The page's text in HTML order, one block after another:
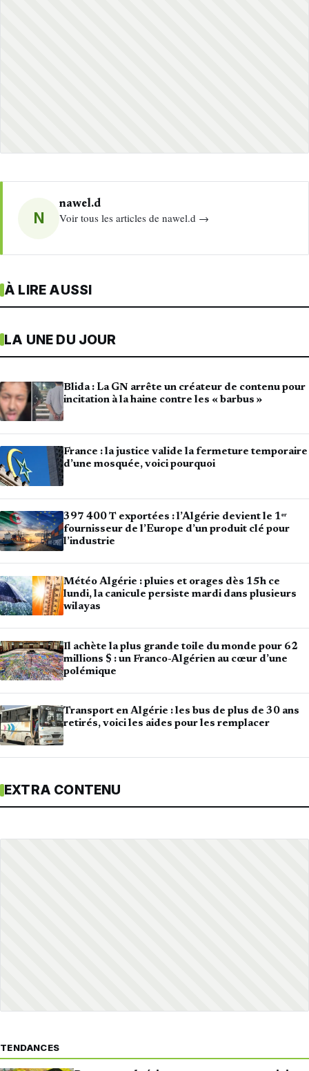
N
nawel.d
Voir tous les articles de nawel.d →
À LIRE AUSSI
LA UNE DU JOUR
Blida : La GN arrête un créateur de contenu pour
incitation à la haine contre les « barbus »
France : la justice valide la fermeture temporaire
d’une mosquée, voici pourquoi
397 400 T exportées : l’Algérie devient le 1ᵉʳ
fournisseur de l’Europe d’un produit clé pour
l’industrie
Météo Algérie : pluies et orages dès 15h ce
lundi, la canicule persiste mardi dans plusieurs
wilayas
Il achète la plus grande toile du monde pour 62
millions $ : un Franco-Algérien au cœur d’une
polémique
Transport en Algérie : les bus de plus de 30 ans
retirés, voici les aides pour les remplacer
EXTRA CONTENU
TENDANCES